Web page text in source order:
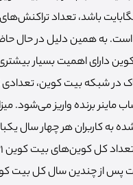
باشد، تعداد تراکنش‌های
به همین دلیل در حال
دارای اهمیت بسیار
در شبکه بیت کوین،
ماینر برنده واریز می‌شود.
به کاربران هر چهار سال
پس از چندین سال کل بیت